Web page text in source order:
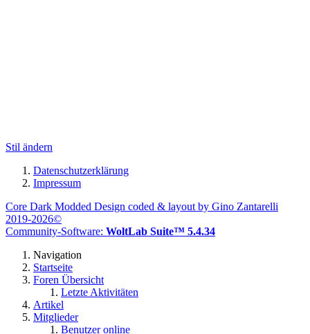
Stil ändern
Datenschutzerklärung
Impressum
Core Dark Modded Design coded & layout by Gino Zantarelli
2019-2026©
Community-Software: WoltLab Suite™ 5.4.34
Navigation
Startseite
Foren Übersicht
Letzte Aktivitäten
Artikel
Mitglieder
Benutzer online